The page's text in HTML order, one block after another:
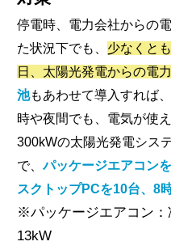
停電時、電力会社からの
た状況下でも、 少なくと
日、太陽光発電からの電
池もあわせて導入すれば
時や夜間でも、電気が使
300kWの太陽光発電シス
で、パッケージエアコン
スクトップPCを10台、8
※パッケージエアコン：
13kW